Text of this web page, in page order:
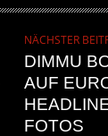
NÄCHSTER
DIMMU
AUF
FOTOS